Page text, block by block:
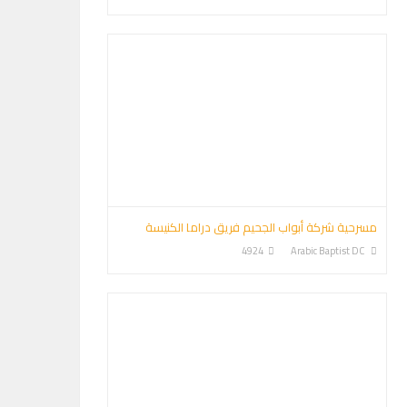
مسرحية شركة أبواب الجحيم فريق دراما الكنيسة
Arabic Baptist DC
4924